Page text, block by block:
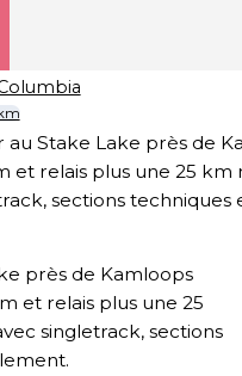
au Stake Lake près de
et relais plus une 25
sections techniques
près de Kamloops
et relais plus une 25
singletrack, sections